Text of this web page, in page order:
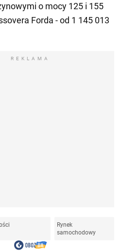
o mocy 125 i 155
Forda - od 1 145 013
REKLAMA
Rynek
samochodowy